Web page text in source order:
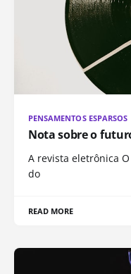
PENSAMENTOS ESPARSOS
Nota sobre o
A revista eletrônica
do
READ MORE